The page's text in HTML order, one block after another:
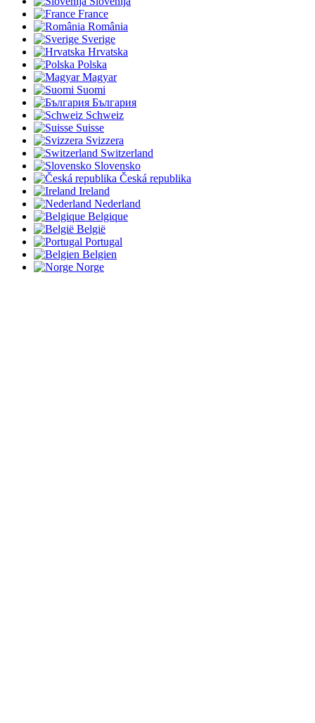
France
România
Sverige
Hrvatska
Polska
Magyar
Suomi
България
Schweiz
Suisse
Svizzera
Switzerland
Slovensko
Česká republika
Ireland
Nederland
Belgique
België
Portugal
Belgien
Norge